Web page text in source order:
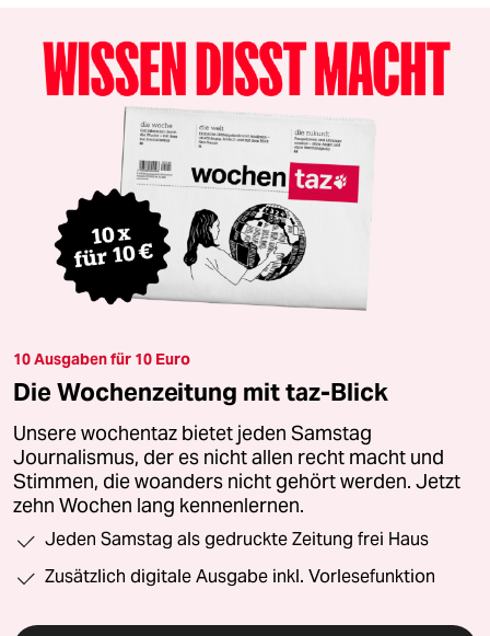
10 Ausgaben für 10 Euro
Die Wochenzeitung mit taz-Blick
Unsere wochentaz bietet jeden Samstag
Journalismus, der es nicht allen recht macht und
Stimmen, die woanders nicht gehört werden. Jetzt
zehn Wochen lang kennenlernen.
Jeden Samstag als gedruckte Zeitung frei Haus
Zusätzlich digitale Ausgabe inkl. Vorlesefunktion